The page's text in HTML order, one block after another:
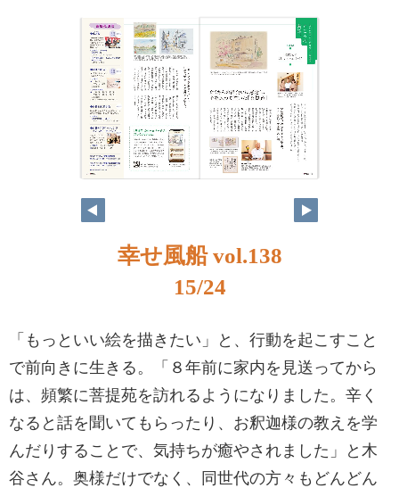
幸せ風船 vol.138
15/24
「もっといい絵を描きたい」と、行動を起こすこと
で前向きに生きる。「８年前に家内を見送ってから
は、頻繁に菩提苑を訪れるようになりました。辛く
なると話を聞いてもらったり、お釈迦様の教えを学
んだりすることで、気持ちが癒やされました」と木
谷さん。奥様だけでなく、同世代の方々もどんどん